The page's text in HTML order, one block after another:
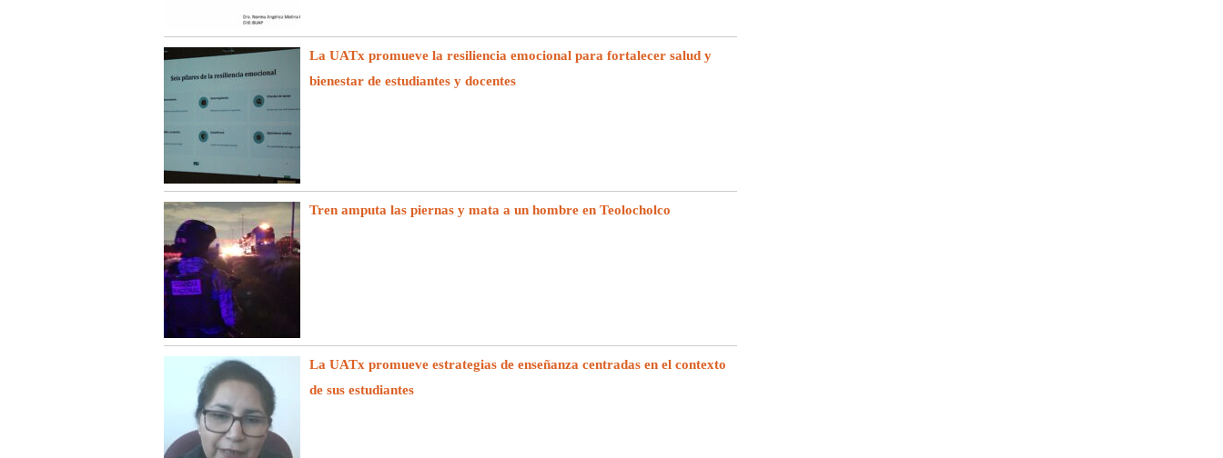
La UATx promueve la resiliencia emocional para fortalecer salud y
bienestar de estudiantes y docentes
Tren amputa las piernas y mata a un hombre en Teolocholco
La UATx promueve estrategias de enseñanza centradas en el contexto
de sus estudiantes